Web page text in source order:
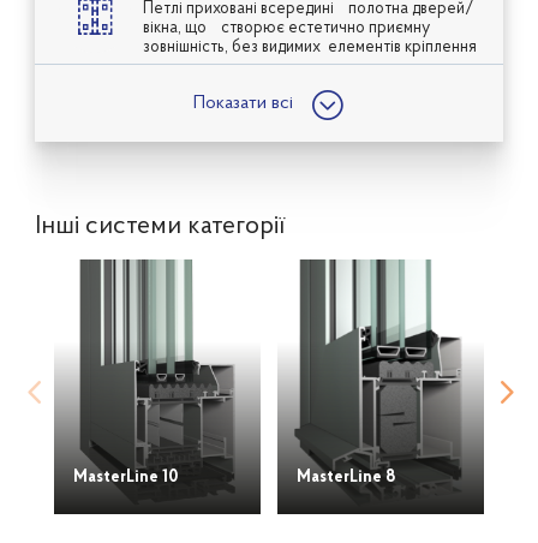
Петлі приховані всередині полотна дверей/
вікна, що створює естетично приємну
зовнішність, без видимих елементів кріплення
Показати всі ;
Інші системи категорії
MasterLine 10 MasterLine 8